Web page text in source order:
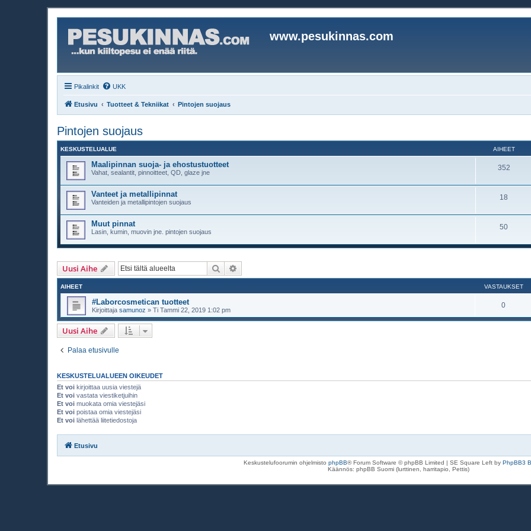
www.pesukinnas.com
Pikalinkit UKK
Etusivu Tuotteet & Tekniikat Pintojen suojaus
Pintojen suojaus
KESKUSTELUALUE AIHEET
Maalipinnan suoja- ja ehostustuotteet
Vahat, sealantit, pinnoitteet, QD, glaze jne
352
Vanteet ja metallipinnat
Vanteiden ja metallipintojen suojaus
18
Muut pinnat
Lasin, kumin, muovin jne. pintojen suojaus
50
Uusi Aihe Etsi
AIHEET VASTAUKSET
#Laborcosmetican tuotteet
Kirjoittaja samunoz » Ti Tammi 22, 2019 1:02 pm
0
Uusi Aihe
Palaa etusivulle
KESKUSTELUALUEEN OIKEUDET
Et voi kirjoittaa uusia viestejä
Et voi vastata viestiketjuihin
Et voi muokata omia viestejäsi
Et voi poistaa omia viestejäsi
Et voi lähettää liitetiedostoja
Etusivu
Keskustelufoorumin ohjelmisto phpBB® Forum Software © phpBB Limited | SE Square Left by PhpBB3
Käännös: phpBB Suomi (lurttinen, harritapio, Pettis)